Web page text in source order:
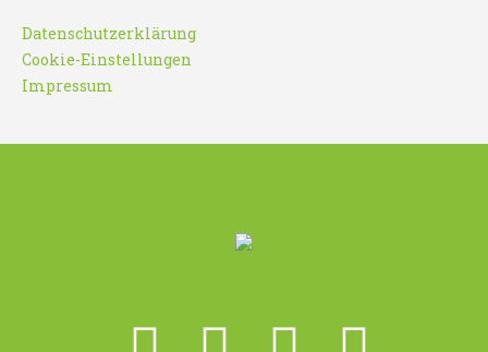
Datenschutzerklärung
Cookie-Einstellungen
Impressum